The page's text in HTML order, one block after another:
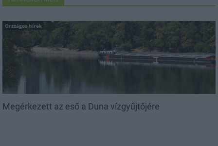
Országos hírek
Megérkezett az eső a Duna vízgyűjtőjére